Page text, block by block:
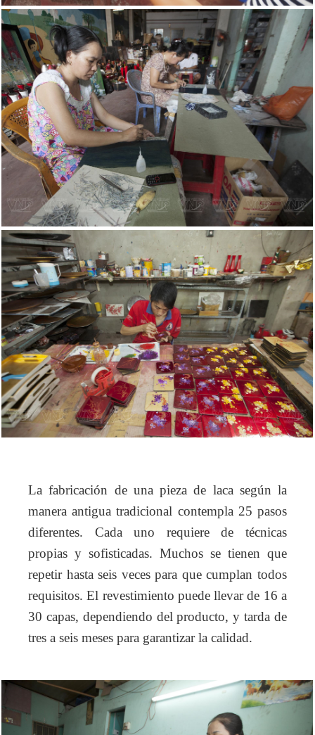
La fabricación de una pieza de laca según la
manera antigua tradicional contempla 25 pasos
diferentes. Cada uno requiere de técnicas
propias y sofisticadas. Muchos se tienen que
repetir hasta seis veces para que cumplan todos
requisitos. El revestimiento puede llevar de 16 a
30 capas, dependiendo del producto, y tarda de
tres a seis meses para garantizar la calidad.